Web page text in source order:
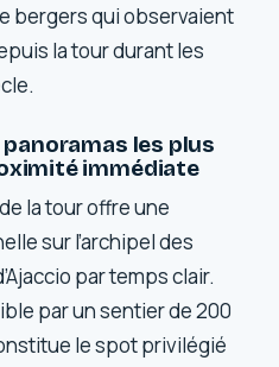
bergers qui observaient
la tour durant les
les plus
immédiate
de la tour offre une
sur l’archipel des
par temps clair.
par un sentier de 200
le spot privilégié